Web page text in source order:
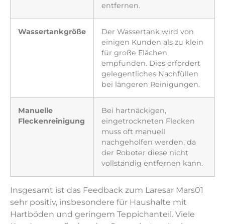
entfernen.
Wassertankgröße
Der Wassertank wird von
einigen Kunden als zu klein
für große Flächen
empfunden. Dies erfordert
gelegentliches Nachfüllen
bei längeren Reinigungen.
Manuelle
Fleckenreinigung
Bei hartnäckigen,
eingetrockneten Flecken
muss oft manuell
nachgeholfen werden, da
der Roboter diese nicht
vollständig entfernen kann.
Insgesamt ist das Feedback zum Laresar Mars01
sehr positiv, insbesondere für Haushalte mit
Hartböden und geringem Teppichanteil. Viele